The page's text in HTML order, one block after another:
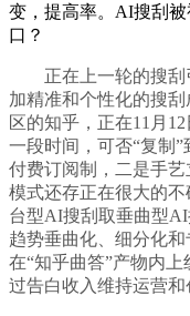
变，提高率。AI搜刮
口？
正在上一轮的搜刮
加精准和个性化的搜
区的知乎，正在11月
一段时间，可否“复制
付费订阅制，二是手
模式还存正在很大的
台型AI搜刮取垂曲型
趋势垂曲化、细分化
在“知乎曲答”产物内
过告白收入维持运营和